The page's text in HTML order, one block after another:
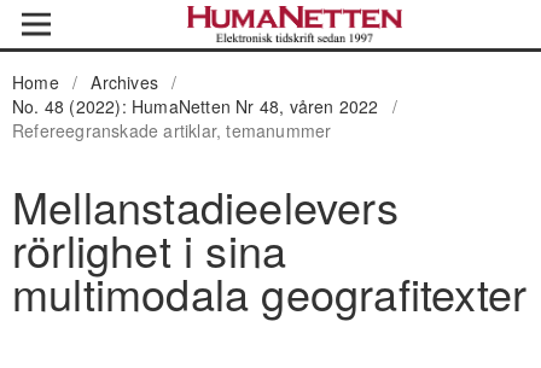
Home / Archives /
No. 48 (2022): HumaNetten Nr 48, våren 2022
/
Refereegranskade artiklar, temanummer
Mellanstadieelevers
rörlighet i sina
multimodala geografitexter